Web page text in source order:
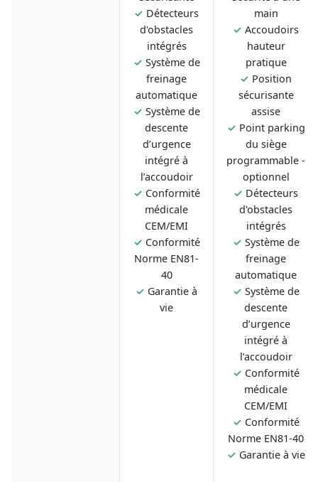
✓ Détecteurs
d'obstacles
intégrés
✓ Système de
freinage
automatique
✓ Système de
descente
d’urgence
intégré à
l’accoudoir
✓ Conformité
médicale
CEM/EMI
✓ Conformité
Norme EN81-
40
✓ Garantie à
vie
main
✓ Accoudoirs
hauteur
pratique
✓ Position
sécurisante
assise
✓ Point parking
du siège
programmable -
optionnel
✓ Détecteurs
d'obstacles
intégrés
✓ Système de
freinage
automatique
✓ Système de
descente
d’urgence
intégré à
l’accoudoir
✓ Conformité
médicale
CEM/EMI
✓ Conformité
Norme EN81-40
✓ Garantie à vie